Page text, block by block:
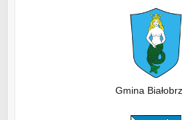
Gmina